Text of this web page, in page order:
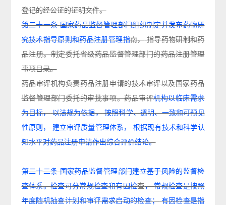
登记的经公证的证明文件。
第二十一条 国家药品监督管理部门组织制定并发布药物研
究技术指导原则和药品注册管理指南， 指导药物研制和药
品注册。制定委托省级药品监督管理部门的药品注册管理
事项目录。
药品审评机构负责药品注册申请的技术审评以及国家药品
监督管理部门委托的审批事项。药品审评机构以临床需求
为目标， 以法规为依据， 按照科学、透明、一致和可预见
性原则， 建立审评质量管理体系， 根据现有技术和科学认
知水平对药品注册申请作出综合评价结论。
第二十二条 国家药品监督管理部门建立基于风险的监督检
查体系。检查可分常规检查和有因检查， 常规检查是按照
年度随机抽查计划和审评需求启动的检查； 有因检查是指